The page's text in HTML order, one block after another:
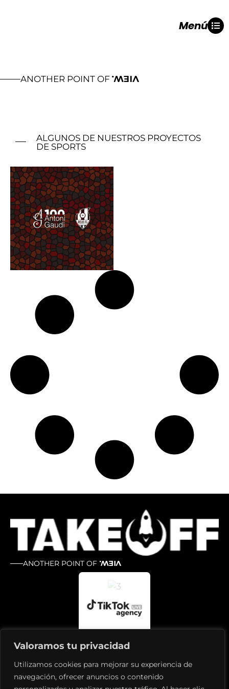
Valoramos tu privacidad
Utilizamos cookies para mejorar su experiencia de
navegación, ofrecer anuncios o contenido
Menú
ANOTHER POINT OF VIEW.
ALGUNOS DE NUESTROS PROYECTOS
DE SPORTS
ANOTHER POINT OF VIEW.